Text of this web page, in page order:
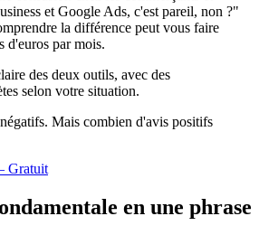
et Google Ads, c'est pareil, non ?"
la différence peut vous faire
d'euros par mois.
des deux outils, avec des
selon votre situation.
Mais combien d'avis positifs
Gratuit
en une phrase